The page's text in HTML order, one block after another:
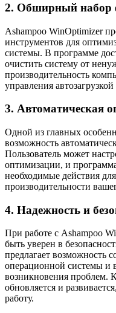
2. Обширный набор
Ashampoo WinOptimizer
инструментов для
системы. В программе
очистить систему от
производительность
управления
3. Автоматическая
Одной из главных
возможность
Пользователь может
оптимизации, и
необходимые действия
производительности
4. Надежность и
При работе с Ashampoo
быть уверен в
предлагает возможность
операционной системы и
возникновения проблем.
обновляется и
работу.